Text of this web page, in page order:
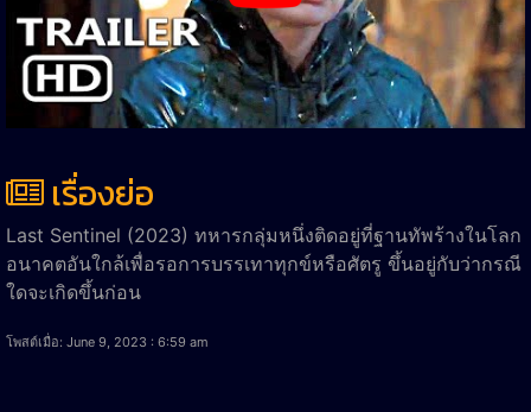
เรื่องย่อ
Last Sentinel (2023) ทหารกลุ่มหนึ่งติดอยู่ที่ฐานทัพร้างในโลก
อนาคตอันใกล้เพื่อรอการบรรเทาทุกข์หรือศัตรู ขึ้นอยู่กับว่ากรณี
ใดจะเกิดขึ้นก่อน
โพสต์เมื่อ: June 9, 2023 : 6:59 am